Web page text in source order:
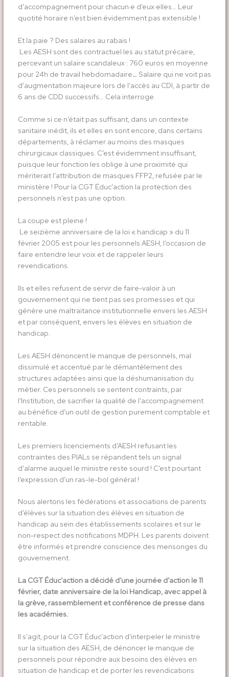
d’accompagnement pour chacun·e d’eux·elles… Leur
quotité horaire n’est bien évidemment pas extensible !
Et la paie ? Des salaires au rabais !
Les AESH sont des contractuel·les au statut précaire,
percevant un salaire scandaleux : 760 euros en moyenne
pour 24h de travail hebdomadaire… Salaire qui ne voit pas
d’augmentation majeure lors de l’accès au CDI, à partir de
6 ans de CDD successifs… Cela interroge.
Comme si ce n’était pas suffisant, dans un contexte
sanitaire inédit, ils et elles en sont encore, dans certains
départements, à réclamer au moins des masques
chirurgicaux classiques. C’est évidemment insuffisant,
puisque leur fonction les oblige à une proximité qui
mériterait l’attribution de masques FFP2, refusée par le
ministère ! Pour la CGT Éduc’action la protection des
personnels n’est pas une option.
La coupe est pleine !
Le seizième anniversaire de la loi « handicap » du 11
février 2005 est pour les personnels AESH, l’occasion de
faire entendre leur voix et de rappeler leurs
revendications.
Ils et elles refusent de servir de faire-valoir à un
gouvernement qui ne tient pas ses promesses et qui
génère une maltraitance institutionnelle envers les AESH
et par conséquent, envers les élèves en situation de
handicap.
Les AESH dénoncent le manque de personnels, mal
dissimulé et accentué par le démantèlement des
structures adaptées ainsi que la déshumanisation du
métier. Ces personnels se sentent contraints, par
l’Institution, de sacrifier la qualité de l’accompagnement
au bénéfice d’un outil de gestion purement comptable et
rentable.
Les premiers licenciements d’AESH refusant les
contraintes des PIALs se répandent tels un signal
d’alarme auquel le ministre reste sourd ! C’est pourtant
l’expression d’un ras-le-bol général !
Nous alertons les fédérations et associations de parents
d’élèves sur la situation des élèves en situation de
handicap au sein des établissements scolaires et sur le
non-respect des notifications MDPH. Les parents doivent
être informés et prendre conscience des mensonges du
gouvernement.
La CGT Éduc’action a décidé d’une journée d’action le 11
février, date anniversaire de la loi Handicap, avec appel à
la grève, rassemblement et conférence de presse dans
les académies.
Il s’agit, pour la CGT Éduc’action d’interpeler le ministre
sur la situation des AESH, de dénoncer le manque de
personnels pour répondre aux besoins des élèves en
situation de handicap et de porter les revendications